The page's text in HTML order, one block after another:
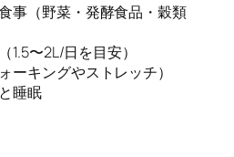
事（野菜・発酵食品・穀類
1.5〜2L/日を目安）
ーキングやストレッチ）
睡眠